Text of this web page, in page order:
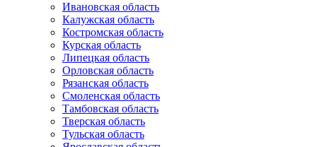
Ивановская область
Калужская область
Костромская область
Курская область
Липецкая область
Орловская область
Рязанская область
Смоленская область
Тамбовская область
Тверская область
Тульская область